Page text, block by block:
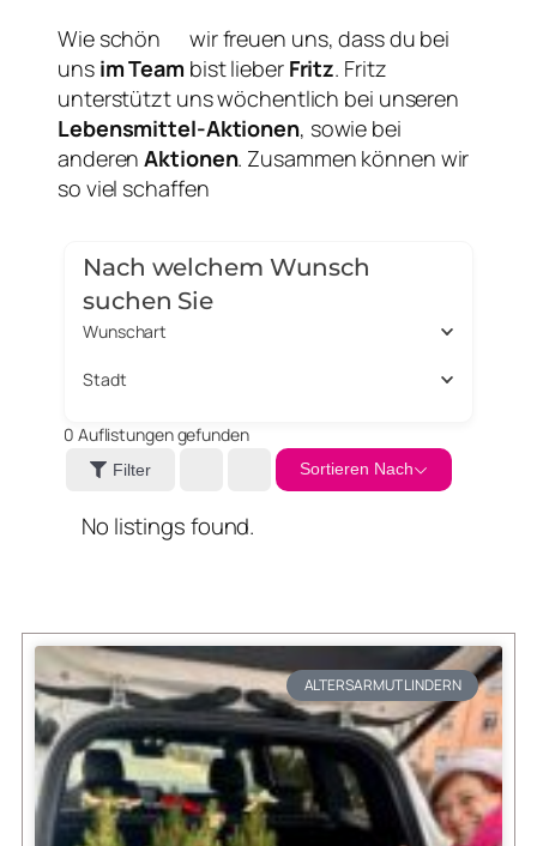
Wie schön
wir freuen uns, dass du bei
uns im Teambist lieber Fritz. Fritz
unterstützt uns wöchentlich bei unseren
Lebensmittel-Aktionen, sowie bei
anderenAktionen. Zusammen können wir
so viel schaffen
Nach welchem Wunsch
suchen Sie
Wunschart
Stadt
0 Auflistungen gefunden
Filter Sortieren Nach
No listings found.
ALTERSARMUT LINDERN